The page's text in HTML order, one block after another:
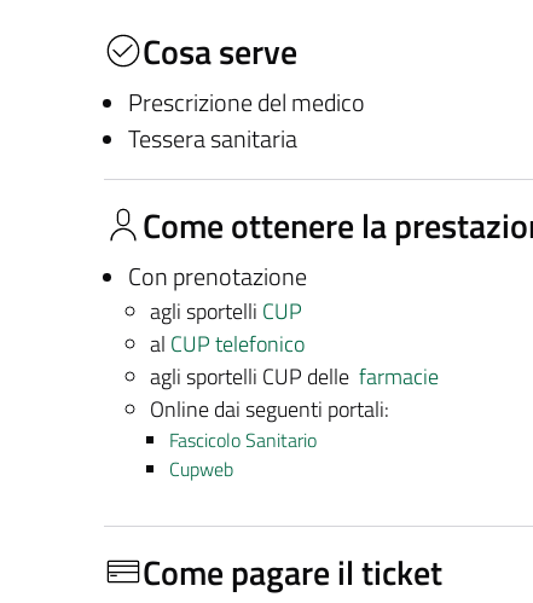
Cosa serve
Prescrizione del medico
Tessera sanitaria
Come ottenere la
Con prenotazione
agli sportelli CUP
al CUP telefonico
agli sportelli CUP delle farmacie
Online dai seguenti portali:
Fascicolo Sanitario
Cupweb
Come pagare il ticket